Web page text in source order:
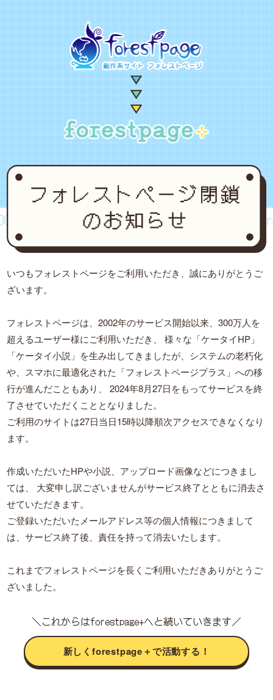
forestpage forever...2002~2024
いつもフォレストページをご利用いただき、誠にありがとうご
ざいます。
フォレストページは、2002年のサービス開始以来、300万人を
超えるユーザー様にご利用いただき、
様々な「ケータイHP」
「ケータイ小説」を生み出してきましたが、システムの老朽化
や、スマホに最適化された「フォレストページプラス」への移
行が進んだこともあり、
2024年8月27日をもってサービスを終
了させていただくこととなりました。
ご利用のサイトは27日当日15時以降順次アクセスできなくなり
ます。
作成いただいたHPや小説、アップロード画像などにつきまし
ては、
大変申し訳ございませんがサービス終了とともに消去さ
せていただきます。
ご登録いただいたメールアドレス等の個人情報につきまして
は、サービス終了後、責任を持って消去いたします。
これまでフォレストページを長くご利用いただきありがとうご
ざいました。
＼これからはforestpage+へと続いていきます／
新しくforestpage＋で活動する！